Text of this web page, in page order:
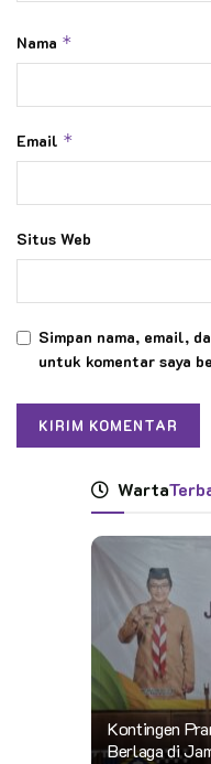
Nama *
Email *
Situs Web
Simpan nama, email,
untuk komentar saya
Warta
Kontingen
Berlaga di